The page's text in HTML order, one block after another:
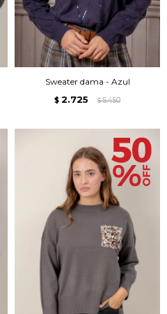
Sweater dama - Azul
$ 2.725 $ 5.450